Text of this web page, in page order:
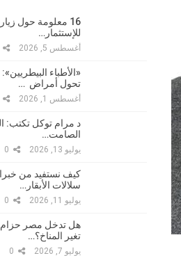
16 معلومة حول
للإستثمار…
أغسطس 5, 2026
«الأطباء
تحول أمراض …
أغسطس 1, 2026
د مرام توكل تكتب:
الصامت…
يوليو 13, 2026
كيف نستفيد من
سلالات الأبقار…
يوليو 11, 2026
هل تدخل مصر حزام
تغير المناخ؟…
يوليو 7, 2026